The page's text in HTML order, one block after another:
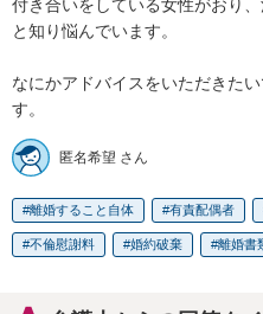
付き合いをしている女性がおり
と知り悩んでいます。
なにかアドバイスをいただきた
す。
匿名希望 さん
離婚すること自体 有責配偶者
不倫慰謝料 婚約破棄 離婚書